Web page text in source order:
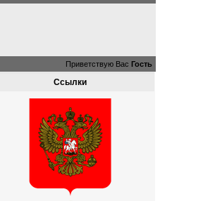
Приветствую Вас Гость
Ссылки